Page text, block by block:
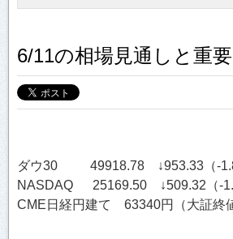
6/11の相場見通しと重
ダウ30 49918.78 ↓953.33（-
NASDAQ 25169.50 ↓509.32（-
CME日経円建て 63340円（大証終